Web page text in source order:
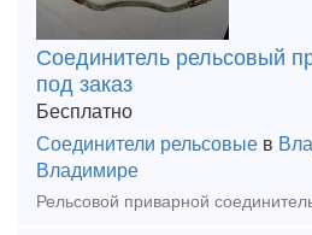
Соединитель рельсовый
под заказ
Бесплатно
Соединители рельсовые в
Владимире